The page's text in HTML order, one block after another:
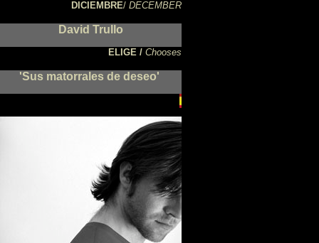
DICIEMBRE/ DECEMBER
David Trullo
ELIGE / Chooses
'Sus matorrales de deseo'